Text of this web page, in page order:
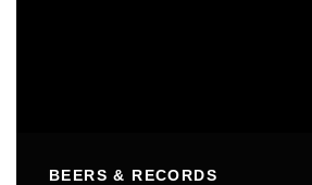
BEERS & RECORDS